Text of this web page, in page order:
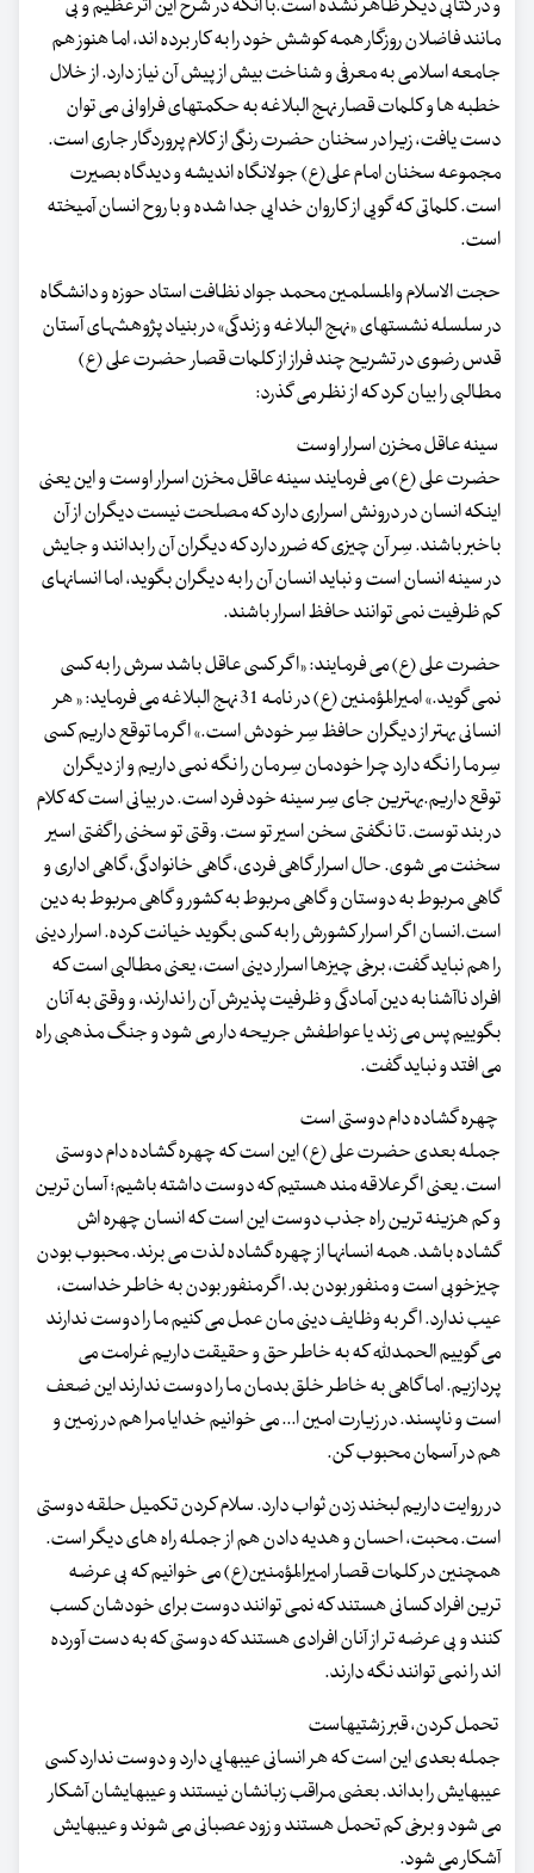
و در کتابی دیگر ظاهر نشده است.با آنکه در شرح این اثر عظیم و بی
مانند فاضلان روزگار همه کوشش خود را به کار برده اند، اما هنوز هم
جامعه اسلامی به معرفی و شناخت بیش از پیش آن نیاز دارد. از خلال
خطبه ها و کلمات قصار نهج البلاغه به حکمتهای فراوانی می توان
دست یافت، زیرا در سخنان حضرت رنگی از کلام پروردگار جاری است.
مجموعه سخنان امام علی(ع) جولانگاه اندیشه و دیدگاه بصیرت
است. کلماتی که گویی از کاروان خدایی جدا شده و با روح انسان آمیخته
است.
حجت الاسلام والمسلمین محمد جواد نظافت استاد حوزه و دانشگاه
در سلسله نشستهای «نهج البلاغه و زندگی» در بنیاد پژوهشهای آستان
قدس رضوی در تشریح چند فراز از کلمات قصار حضرت علی (ع)
مطالبی را بیان کرد که از نظر می گذرد:
سینه عاقل مخزن اسرار اوست
حضرت علی (ع) می فرمایند سینه عاقل مخزن اسرار اوست و این یعنی
اینکه انسان در درونش اسراری دارد که مصلحت نیست دیگران از آن
باخبر باشند. سِر آن چیزی که ضرر دارد که دیگران آن را بدانند و جایش
در سینه انسان است و نباید انسان آن را به دیگران بگوید، اما انسانهای
کم ظرفیت نمی توانند حافظ اسرار باشند.
حضرت علی (ع) می فرمایند: «اگر کسی عاقل باشد سرش را به کسی
نمی گوید.» امیرالمؤمنین (ع) در نامه 31 نهج البلاغه می فرماید: « هر
انسانی بهتر از دیگران حافظ سِر خودش است.» اگر ما توقع داریم کسی
سِر ما را نگه دارد چرا خودمان سِر مان را نگه نمی داریم و از دیگران
توقع داریم.بهترین جای سِر سینه خود فرد است. در بیانی است که کلام
در بند توست. تا نگفتی سخن اسیر تو ست. وقتی تو سخنی را گفتی اسیر
سخنت می شوی. حال اسرار گاهی فردی، گاهی خانوادگی، گاهی اداری و
گاهی مربوط به دوستان و گاهی مربوط به کشور و گاهی مربوط به دین
است.انسان اگر اسرار کشورش را به کسی بگوید خیانت کرده. اسرار دینی
را هم نباید گفت، برخی چیزها اسرار دینی است، یعنی مطالبی است که
افراد ناآشنا به دین آمادگی و ظرفیت پذیرش آن را ندارند، و وقتی به آنان
بگوییم پس می زند یا عواطفش جریحه دار می شود و جنگ مذهبی راه
می افتد و نباید گفت.
چهره گشاده دام دوستی است
جمله بعدی حضرت علی (ع) این است که چهره گشاده دام دوستی
است. یعنی اگر علاقه مند هستیم که دوست داشته باشیم؛ آسان ترین
و کم هزینه ترین راه جذب دوست این است که انسان چهره اش
گشاده باشد. همه انسانها از چهره گشاده لذت می برند. محبوب بودن
چیزخوبی است و منفور بودن بد. اگر منفور بودن به خاطر خداست،
عیب ندارد. اگر به وظایف دینی مان عمل می کنیم ما را دوست ندارند
می گوییم الحمدلله که به خاطر حق و حقیقت داریم غرامت می
پردازیم. اما گاهی به خاطر خلق بدمان ما را دوست ندارند این ضعف
است و ناپسند. در زیارت امین ا... می خوانیم خدایا مرا هم در زمین و
هم در آسمان محبوب کن.
در روایت داریم لبخند زدن ثواب دارد. سلام کردن تکمیل حلقه دوستی
است. محبت، احسان و هدیه دادن هم از جمله راه های دیگر است.
همچنین در کلمات قصار امیرالمؤمنین(ع) می خوانیم که بی عرضه
ترین افراد کسانی هستند که نمی توانند دوست برای خودشان کسب
کنند و بی عرضه تر از آنان افرادی هستند که دوستی که به دست آورده
اند را نمی توانند نگه دارند.
تحمل کردن، قبر زشتیهاست
جمله بعدی این است که هر انسانی عیبهایی دارد و دوست ندارد کسی
عیبهایش را بداند. بعضی مراقب زبانشان نیستند و عیبهایشان آشکار
می شود و برخی کم تحمل هستند و زود عصبانی می شوند و عیبهایش
آشکار می شود.